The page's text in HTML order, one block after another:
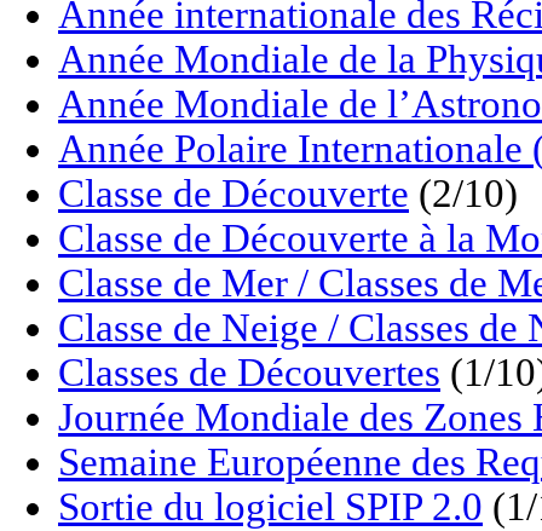
Année internationale des
Année Mondiale de la
Année Mondiale de
Année Polaire Internationale
Classe de Découverte (2/10)
Classe de Découverte à la
Classe de Mer / Classes de
Classe de Neige / Classes de
Classes de Découvertes (1/
Journée Mondiale des
Semaine Européenne des
Sortie du logiciel SPIP 2.0